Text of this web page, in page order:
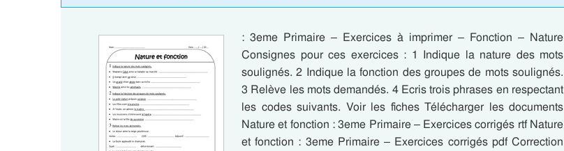
: 3eme Primaire – Exercices à imprimer – Fonction – Nature
Consignes pour ces exercices : 1 Indique la nature des mots
soulignés. 2 Indique la fonction des groupes de mots soulignés.
3 Relève les mots demandés. 4 Ecris trois phrases en respectant
les codes suivants. Voir les fiches Télécharger les documents
Nature et fonction : 3eme Primaire – Exercices corrigés rtf Nature
et fonction : 3eme Primaire – Exercices corrigés pdf Correction